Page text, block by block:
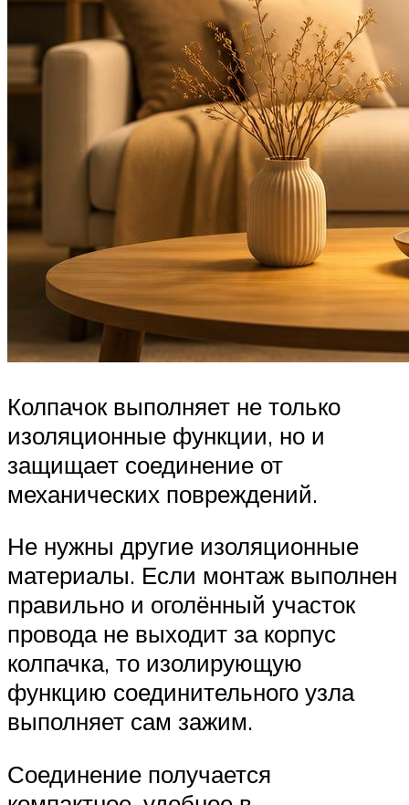
Колпачок выполняет не только
изоляционные функции, но и
защищает соединение от
механических повреждений.
Не нужны другие изоляционные
материалы. Если монтаж выполнен
правильно и оголённый участок
провода не выходит за корпус
колпачка, то изолирующую
функцию соединительного узла
выполняет сам зажим.
Соединение получается